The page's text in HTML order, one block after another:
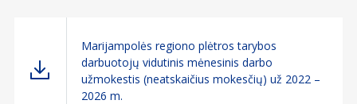
Marijampolės regiono plėtros tarybos
darbuotojų vidutinis mėnesinis darbo
užmokestis (neatskaičius mokesčių) už 2022 –
2026 m.